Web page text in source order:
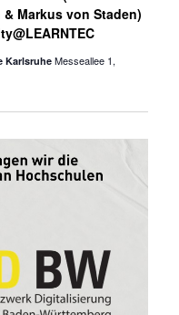
Markus von Staden)
KarlsruheMesseallee 1,